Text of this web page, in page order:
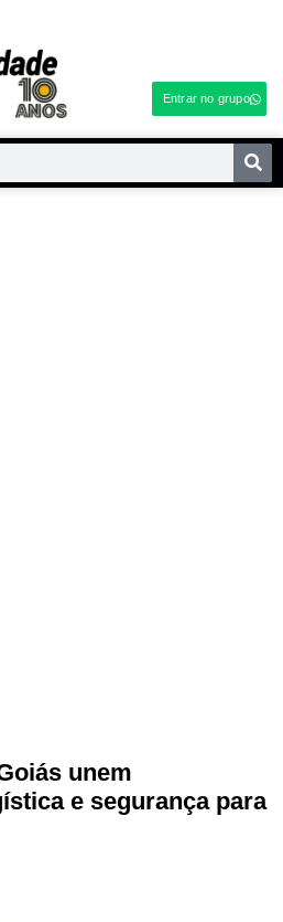
Entrar no grupo
unem
e segurança para